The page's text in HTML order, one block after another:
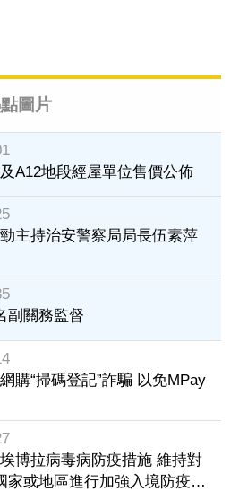
圖片
A12地段經屋單位售價公佈
主持治安警察局局長伍素萍
副關務監督
購“掃碼登記”詐騙 以免MPay
博拉病毒病防疫措施 維持對
家或地區進行加強入境防疫措